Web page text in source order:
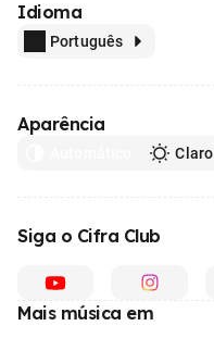
Idioma
Português
Aparência
Claro
Siga o Cifra Club
Mais música em